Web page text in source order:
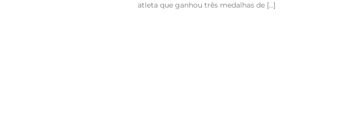
atleta que ganhou três medalhas de […]